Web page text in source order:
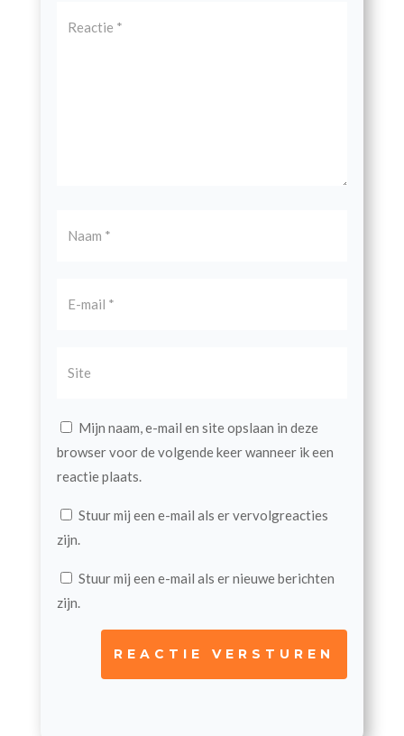
Mijn naam, e-mail en site opslaan in deze
browser voor de volgende keer wanneer ik een
reactie plaats.
Stuur mij een e-mail als er vervolgreacties
zijn.
Stuur mij een e-mail als er nieuwe berichten
zijn.
REACTIE VERSTUREN